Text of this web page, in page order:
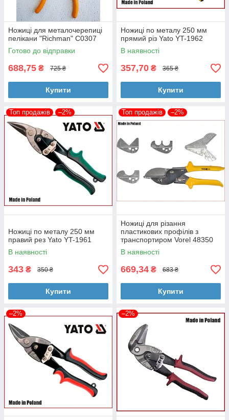
Ножиці для металочерепиці
пелікани "Richman" C0307
Готово до відправки
688,75 ₴ 725 ₴
Купити
Ножиці по металу 250 мм
прямий різ Yato YT-1962
В наявності
357,70 ₴ 365 ₴
Купити
Топ продажів –2%
Ножиці по металу 250 мм
правий рез Yato YT-1961
В наявності
343 ₴ 350 ₴
Купити
Топ продажів –2%
Ножиці для різання
пластикових профілів з
транспортиром Vorel 48350
В наявності
669,34 ₴ 683 ₴
Купити
–2% –2%